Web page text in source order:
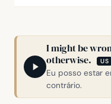
I might be
otherwise.
US
Eu posso estar
contrário.